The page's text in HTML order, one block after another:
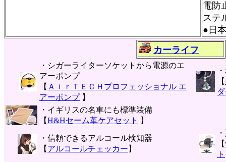
電防
ステ
●日
カーライフ
・シガーライターソケットから電源のエ
アーポンプ
【 ＡｉｒＴＥＣＨプロフェッショナル エ
アーポンプ】
【
・イギリスの名車にも標準装備
【H&Hセーム革ケアセット 】
・信頼できるアルコール検知器
【 アルコールチェッカー 】
【
ト